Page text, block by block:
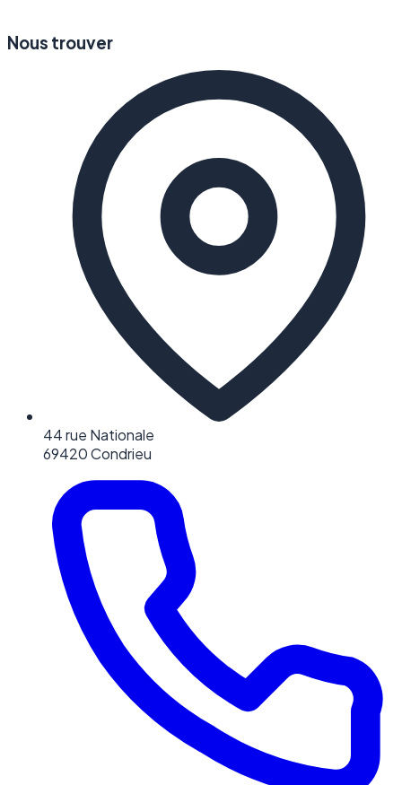
Nous trouver
44 rue Nationale
69420 Condrieu